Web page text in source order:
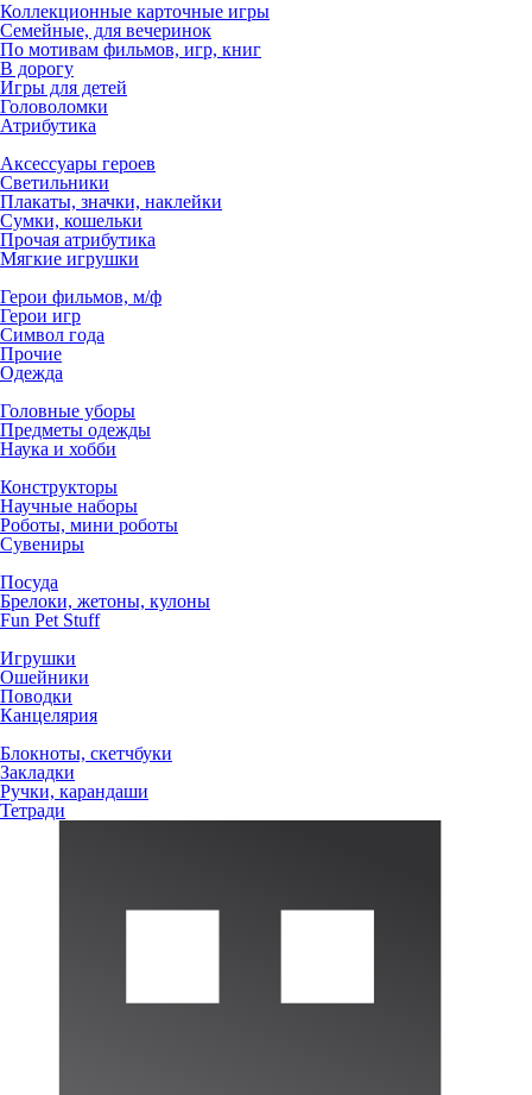
Коллекционные карточные игры
Семейные, для вечеринок
По мотивам фильмов, игр, книг
В дорогу
Игры для детей
Головоломки
Атрибутика
Аксессуары героев
Светильники
Плакаты, значки, наклейки
Сумки, кошельки
Прочая атрибутика
Мягкие игрушки
Герои фильмов, м/ф
Герои игр
Символ года
Прочие
Одежда
Головные уборы
Предметы одежды
Наука и хобби
Конструкторы
Научные наборы
Роботы, мини роботы
Сувениры
Посуда
Брелоки, жетоны, кулоны
Fun Pet Stuff
Игрушки
Ошейники
Поводки
Канцелярия
Блокноты, скетчбуки
Закладки
Ручки, карандаши
Тетради